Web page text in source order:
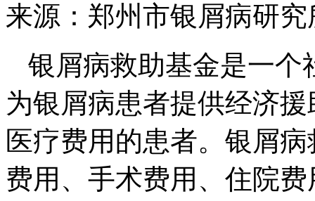
来源：郑州市银屑病研究
银屑病救助基金是一个
为银屑病患者提供经济
医疗费用的患者。银屑
费用、手术费用、住院